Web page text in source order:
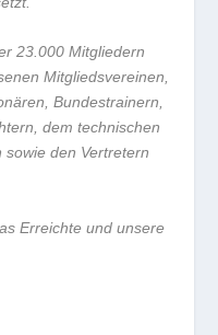
23.000 Mitgliedern
Mitgliedsvereinen,
Bundestrainern,
dem technischen
den Vertretern
Erreichte und unsere